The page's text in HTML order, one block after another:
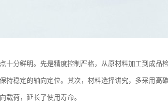
十分鲜明。先是精度控制严格，从原材料加工到成品
持稳定的轴向定位。其次，材料选择讲究，多采用高
载荷，延长了使用寿命。